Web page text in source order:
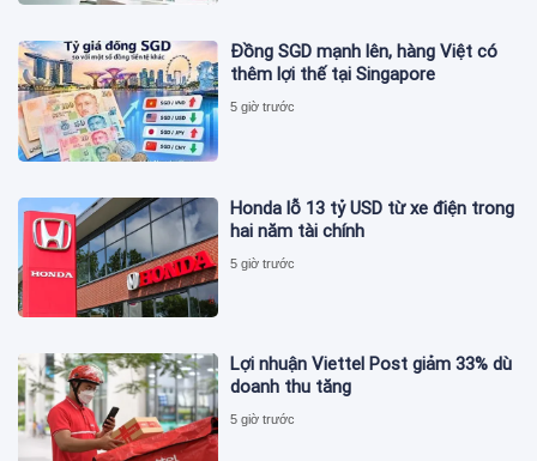
Đồng SGD mạnh lên, hàng Việt có
thêm lợi thế tại Singapore
5 giờ trước
Honda lỗ 13 tỷ USD từ xe điện trong
hai năm tài chính
5 giờ trước
Lợi nhuận Viettel Post giảm 33% dù
doanh thu tăng
5 giờ trước